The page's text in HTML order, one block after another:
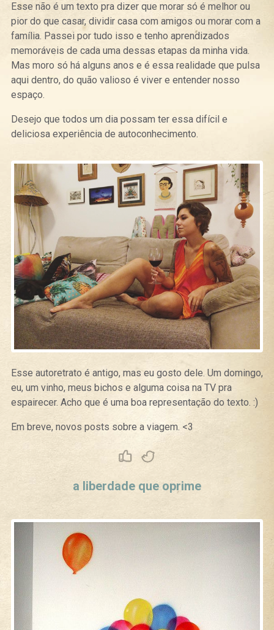
Esse não é um texto pra dizer que morar só é melhor ou
pior do que casar, dividir casa com amigos ou morar com a
família. Passei por tudo isso e tenho aprendizados
memoráveis de cada uma dessas etapas da minha vida.
Mas moro só há alguns anos e é essa realidade que pulsa
aqui dentro, do quão valioso é viver e entender nosso
espaço.
Desejo que todos um dia possam ter essa difícil e
deliciosa experiência de autoconhecimento.
Esse autoretrato é antigo, mas eu gosto dele. Um domingo,
eu, um vinho, meus bichos e alguma coisa na TV pra
espairecer. Acho que é uma boa representação do texto. :)
Em breve, novos posts sobre a viagem. <3
Curtir
a liberdade que oprime